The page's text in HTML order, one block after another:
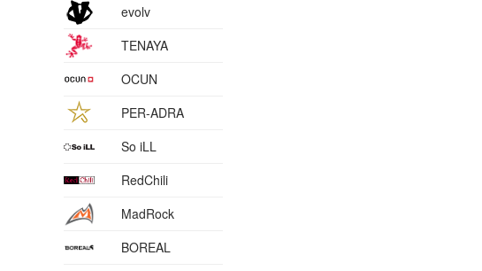
evolv
TENAYA
OCUN
PER-ADRA
So iLL
RedChili
MadRock
BOREAL